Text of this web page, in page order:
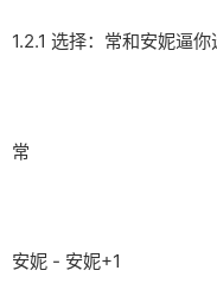
1.2.1 选择：常和安妮逼
常
安妮 - 安妮+1